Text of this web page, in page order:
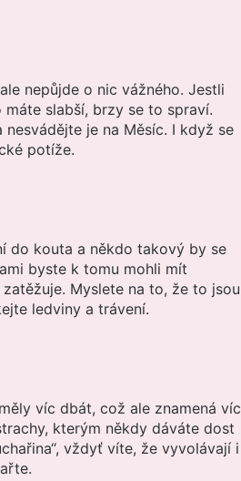
nepůjde o nic vážného. Jestli
slabší, brzy se to spraví.
je na Měsíc. I když se
potíže.
do kouta a někdo takový by se
byste k tomu mohli mít
Myslete na to, že to jsou
ledviny a trávení.
víc dbát, což ale znamená víc
kterým někdy dáváte dost
vždyť víte, že vyvolávají i